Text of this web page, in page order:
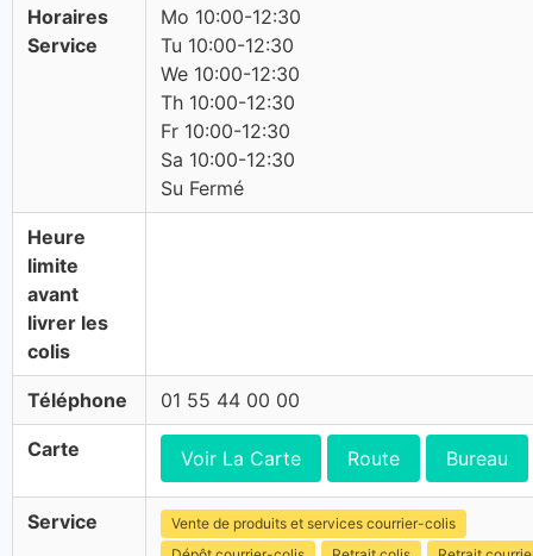
Horaires
Service
Mo 10:00-12:30
Tu 10:00-12:30
We 10:00-12:30
Th 10:00-12:30
Fr 10:00-12:30
Sa 10:00-12:30
Su Fermé
Heure
limite
avant
livrer les
colis
Téléphone 01 55 44 00 00
Carte Voir La Carte Route Bureau
Service
Vente de produits et services courrier-colis